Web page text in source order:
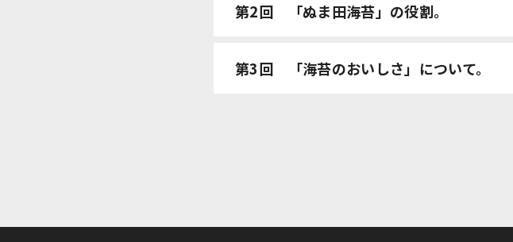
第2回 「ぬま田海苔」 の役割。
第3回 「海苔のおいしさ」 について。